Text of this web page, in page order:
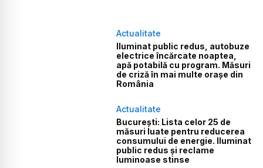
Actualitate
Iluminat public redus, autobuze
electrice încărcate noaptea,
apă potabilă cu program. Măsuri
de criză în mai multe orașe din
România
Actualitate
București: Lista celor 25 de
măsuri luate pentru reducerea
consumului de energie. Iluminat
public redus și reclame
luminoase stinse